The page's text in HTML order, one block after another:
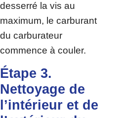
desserré la vis au
maximum, le carburant
du carburateur
commence à couler.
Étape 3.
Nettoyage de
l’intérieur et de